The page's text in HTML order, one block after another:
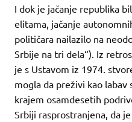
I dok je jačanje republika
elitama, jačanje
političara nailazilo na
Srbije na tri dela“). Iz
je s Ustavom iz 1974.
mogla da preživi kao
krajem osamdesetih
Srbiji rasprostranjena, da